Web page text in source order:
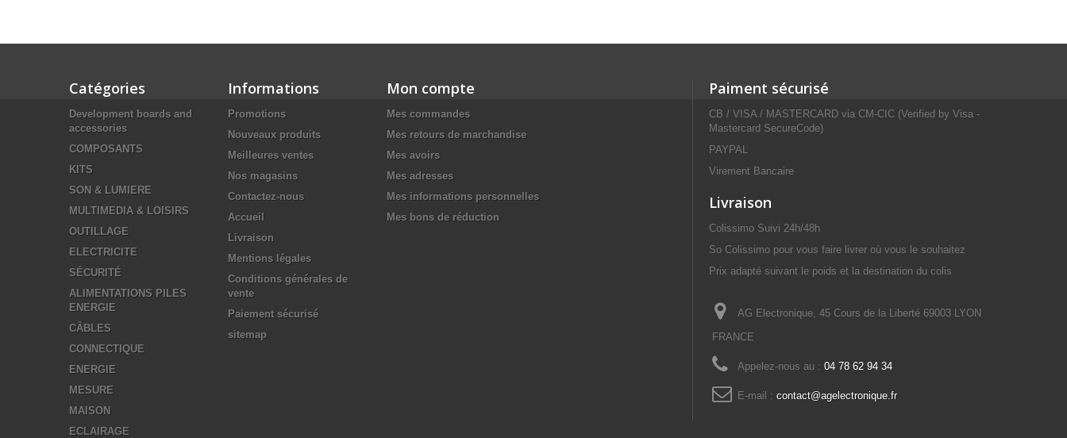
Catégories
Development boards and
accessories
COMPOSANTS
KITS
SON & LUMIERE
MULTIMEDIA & LOISIRS
OUTILLAGE
ELECTRICITE
SÉCURITÉ
ALIMENTATIONS PILES
ENERGIE
CÂBLES
CONNECTIQUE
ENERGIE
MESURE
MAISON
ECLAIRAGE
Informations
Promotions
Nouveaux produits
Meilleures ventes
Nos magasins
Contactez-nous
Accueil
Livraison
Mentions légales
Conditions générales de
vente
Paiement sécurisé
sitemap
Mon compte
Mes commandes
Mes retours de marchandise
Mes avoirs
Mes adresses
Mes informations personnelles
Mes bons de réduction
Paiment sécurisé
CB / VISA / MASTERCARD via CM-CIC (Verified by Visa -
Mastercard SecureCode)
PAYPAL
Virement Bancaire
Livraison
Colissimo Suivi 24h/48h
So Colissimo pour vous faire livrer où vous le souhaitez
Prix adapté suivant le poids et la destination du colis
AG Electronique, 45 Cours de la Liberté 69003 LYON
FRANCE
Appelez-nous au : 04 78 62 94 34
E-mail : contact@agelectronique.fr